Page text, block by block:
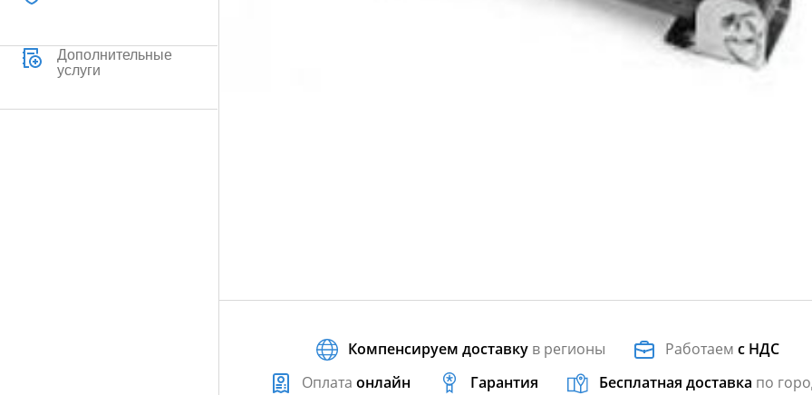
Дополнительные
услуги
Компенсируем доставку в регионы Работаемс НДС
Оплата онлайн Гарантия Бесплатная доставка по